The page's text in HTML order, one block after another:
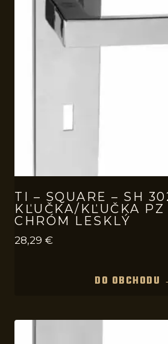
TI – SQUARE – SH
KĽUČKA/KĽUČKA
CHRÓM LESKLÝ
28,29 €
DO OBCHODU